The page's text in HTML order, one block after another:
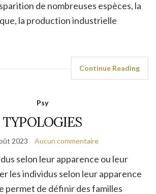
de nombreuses espèces, la
la production industrielle
Continue Reading
Psy
TYPOLOGIES
2023 Aucun commentaire
selon leur apparence ou leur
les individus selon leur apparence
permet de définir des familles